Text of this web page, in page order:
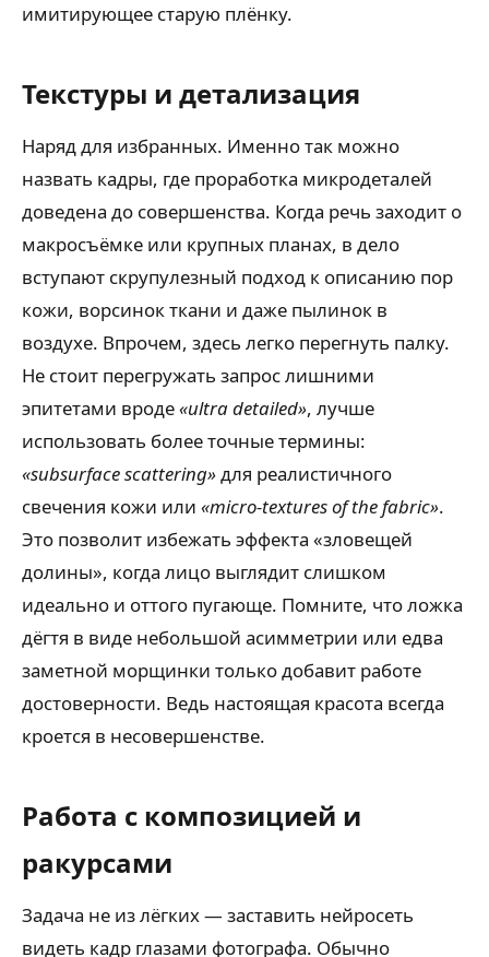
имитирующее старую плёнку.
Текстуры и детализация
Наряд для избранных. Именно так можно
назвать кадры, где проработка микродеталей
доведена до совершенства. Когда речь заходит о
макросъёмке или крупных планах, в дело
вступают скрупулезный подход к описанию пор
кожи, ворсинок ткани и даже пылинок в
воздухе. Впрочем, здесь легко перегнуть палку.
Не стоит перегружать запрос лишними
эпитетами вроде«ultra detailed», лучше
использовать более точные термины:
«subsurface scattering»для реалистичного
свечения кожи или «micro-textures of the fabric».
Это позволит избежать эффекта «зловещей
долины», когда лицо выглядит слишком
идеально и оттого пугающе. Помните, что ложка
дёгтя в виде небольшой асимметрии или едва
заметной морщинки только добавит работе
достоверности. Ведь настоящая красота всегда
кроется в несовершенстве.
Работа с композицией и
ракурсами
Задача не из лёгких — заставить нейросеть
видеть кадр глазами фотографа. Обычно